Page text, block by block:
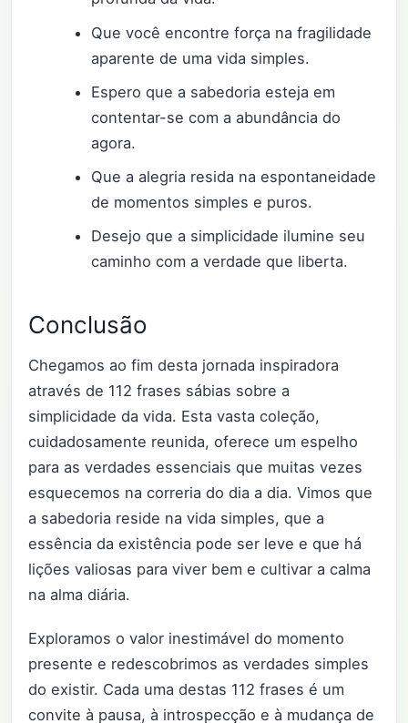
Que você encontre força na fragilidade
aparente de uma vida simples.
Espero que a sabedoria esteja em
contentar-se com a abundância do
agora.
Que a alegria resida na espontaneidade
de momentos simples e puros.
Desejo que a simplicidade ilumine seu
caminho com a verdade que liberta.
Conclusão
Chegamos ao fim desta jornada inspiradora
através de 112 frases sábias sobre a
simplicidade da vida. Esta vasta coleção,
cuidadosamente reunida, oferece um espelho
para as verdades essenciais que muitas vezes
esquecemos na correria do dia a dia. Vimos que
a sabedoria reside na vida simples, que a
essência da existência pode ser leve e que há
lições valiosas para viver bem e cultivar a calma
na alma diária.
Exploramos o valor inestimável do momento
presente e redescobrimos as verdades simples
do existir. Cada uma destas 112 frases é um
convite à pausa, à introspecção e à mudança de